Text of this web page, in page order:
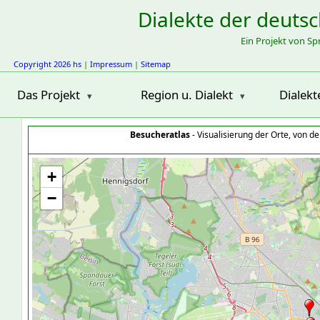
Dialekte der
Ein Projekt von
Copyright 2026 hs | Impressum | Sitemap
Das Projekt Region u. Dialekt
Besucheratlas- Visualisierung der Orte, von
+
−